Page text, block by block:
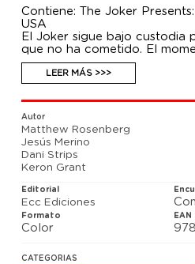
Contiene: The Joker
USA
El Joker sigue bajo custodia
que no ha cometido. El
continuar con sus retorcidas
Negra viajando por medio
lo más profundo de Gotham
LEER MÁS >>>
Autor
Matthew Rosenberg
Jesús Merino
Dani Strips
Keron Grant
Editorial
Ecc Ediciones
Formato
Color
EAN
CATEGORIAS